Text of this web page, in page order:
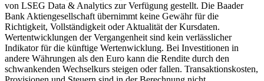
von LSEG Data & Analytics zur Verfügung gestellt. Die Baader
Bank Aktiengesellschaft übernimmt keine Gewähr für die
Richtigkeit, Vollständigkeit oder Aktualität der Kursdaten.
Wertentwicklungen der Vergangenheit sind kein verlässlicher
Indikator für die künftige Wertenwicklung. Bei Investitionen in
andere Währungen als den Euro kann die Rendite durch den
schwankenden Wechselkurs steigen oder fallen. Transaktionskosten,